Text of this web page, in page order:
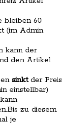
bleiben 60
(im Admin
kann der
den Artikel
sinktder Preis
einstellbar)
zu diesem
je